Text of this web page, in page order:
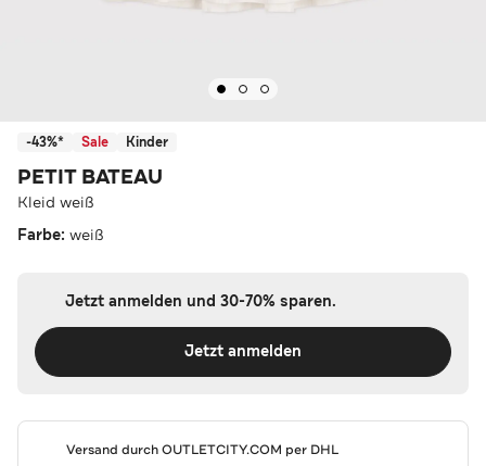
-43%* Sale Kinder
PETIT BATEAU
Kleid weiß
Farbe: weiß
Jetzt anmelden und 30-70% sparen.
Jetzt anmelden
Versand durchOUTLETCITY.COM per DHL